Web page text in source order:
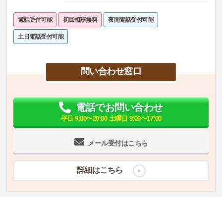
電話受付可能 初回相談無料 夜間電話受付可能
土日電話受付可能
問い合わせ窓口
メール受付はこちら
電話でお問い合わせ
平日 9:00〜20:00 土曜日 9:00〜17:00
詳細はこちら